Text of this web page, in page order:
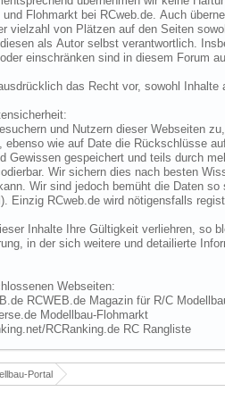
Flohmarkt bei RCweb.de. Auch
vielzahl von Plätzen auf den Seiten
als Autor selbst verantwortlich.
einschränken sind in diesem Forum
das Recht vor, sowohl
und Nutzern dieser Webseiten
ebenso wie auf Date die Rückschlüsse
Gewissen gespeichert und teils durch
Wir sichern dies nach besten
Wir sind jedoch bemüht die Daten
Einzig RCweb.de wird nötigensfalls
Inhalte Ihre Gültigkeit verliehren, so
in der sich weitere und detailierte
Webseiten:
RCWEB.de Magazin für R/C
Modellbau-Flohmarkt
RCRanking.de RC Rangliste
Portal